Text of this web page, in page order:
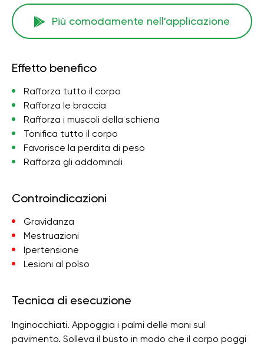
Più comodamente nell'applicazione
Effetto benefico
Rafforza tutto il corpo
Rafforza le braccia
Rafforza i muscoli della schiena
Tonifica tutto il corpo
Favorisce la perdita di peso
Rafforza gli addominali
Controindicazioni
Gravidanza
Mestruazioni
Ipertensione
Lesioni al polso
Tecnica di esecuzione
Inginocchiati. Appoggia i palmi delle mani sul
pavimento. Solleva il busto in modo che il corpo poggi